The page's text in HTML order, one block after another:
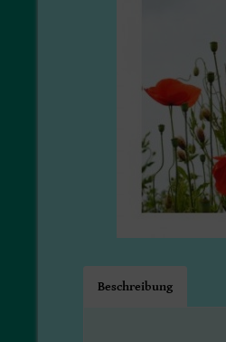
Beschreibung